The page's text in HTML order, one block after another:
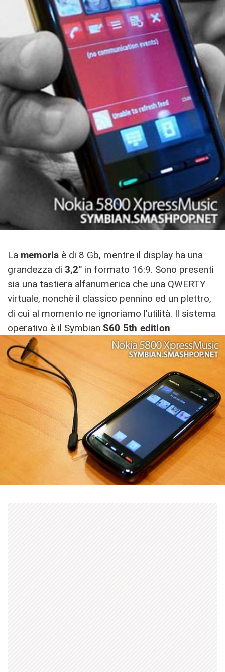
La memoria è di 8 Gb, mentre il display ha una
grandezza di 3,2″ in formato 16:9. Sono presenti
sia una tastiera alfanumerica che una QWERTY
virtuale, nonchè il classico pennino ed un plettro,
di cui al momento ne ignoriamo l’utilità. Il sistema
operativo è il Symbian S60 5th edition